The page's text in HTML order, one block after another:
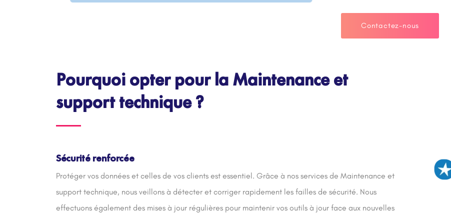
Contactez-nous
Pourquoi opter pour la Maintenance et
support technique ?
Sécurité renforcée
Protéger vos données et celles de vos clients est essentiel. Grâce à nos services de Maintenance et
support technique, nous veillons à détecter et corriger rapidement les failles de sécurité. Nous
effectuons également des mises à jour régulières pour maintenir vos outils à jour face aux nouvelles